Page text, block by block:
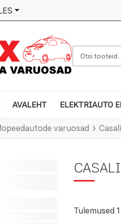
Otsi tooteid
AVALEHT ELEKTRIAUTO
varuosad
Tulemused